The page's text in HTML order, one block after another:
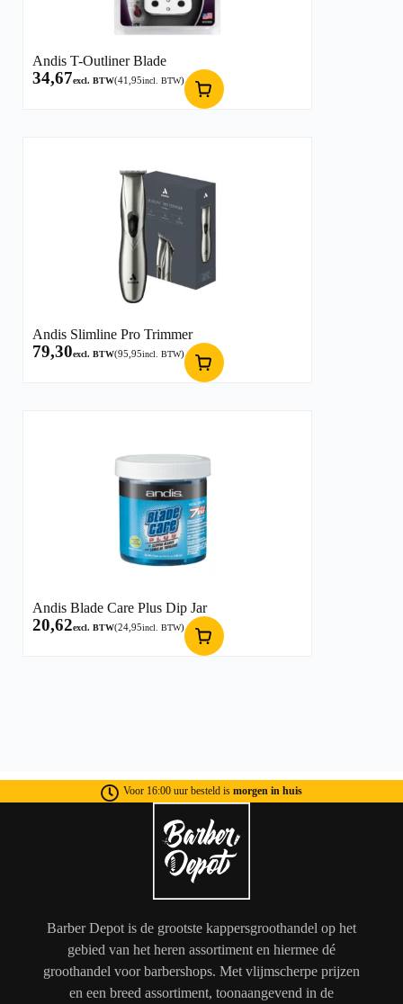
Andis T-Outliner Blade
34,67excl. BTW(41,95incl. BTW)
Andis Slimline Pro Trimmer
79,30excl. BTW(95,95incl. BTW)
Andis Blade Care Plus Dip Jar
20,62excl. BTW(24,95incl. BTW)
Voor 16:00 uur besteld is morgen in huis
Barber Depot is de grootste kappersgroothandel op het
gebied van het heren assortiment en hiermee dé
groothandel voor barbershops. Met vlijmscherpe prijzen
en een breed assortiment, toonaangevend in de